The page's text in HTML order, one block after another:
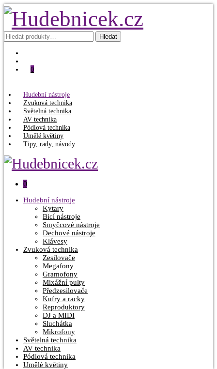
Hledat: Hledat
0
Hudební nástroje
Zvuková technika
Světelná technika
AV technika
Pódiová technika
Umělé květiny
Tipy, rady, návody
0
Hudební nástroje
Kytary
Bicí nástroje
Smyčcové nástroje
Dechové nástroje
Klávesy
Zvuková technika
Zesilovače
Megafony
Gramofony
Mixážní pulty
Předzesilovače
Kufry a racky
Reproduktory
DJ a MIDI
Sluchátka
Mikrofony
Světelná technika
AV technika
Pódiová technika
Umělé květiny